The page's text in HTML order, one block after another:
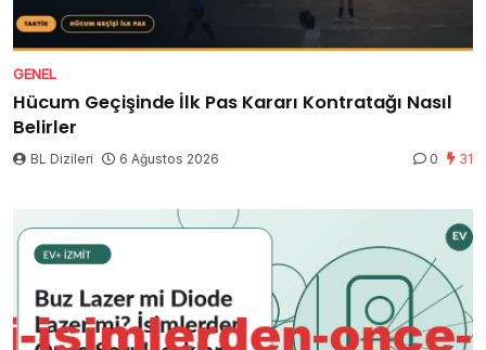
GENEL
Hücum Geçişinde İlk Pas Kararı Kontratağı Nasıl
Belirler
BL Dizileri 6 Ağustos 2026 0 31